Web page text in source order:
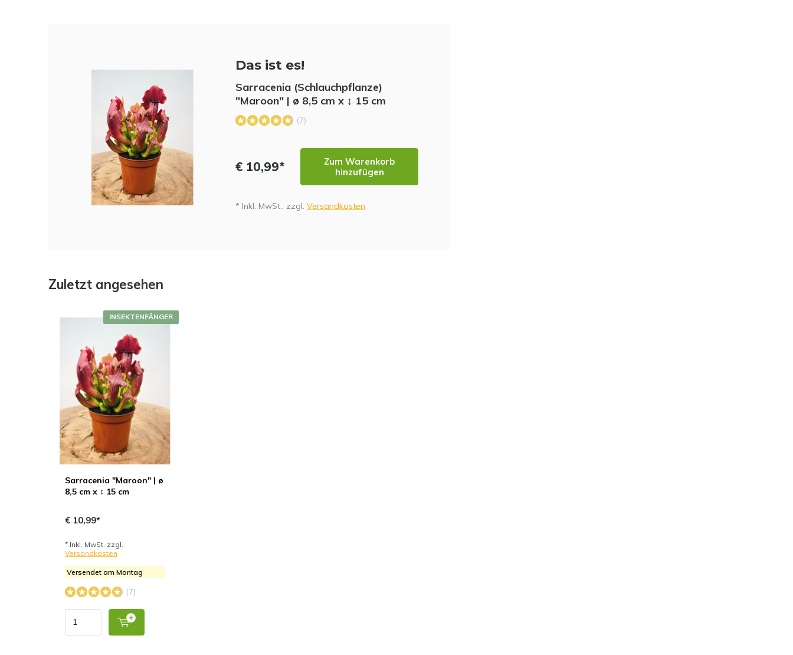
Das ist es!
Sarracenia (Schlauchpflanze)
"Maroon" | ø 8,5 cm x ↕ 15 cm
(7)
€ 10,99*
Zum Warenkorb
hinzufügen
* Inkl. MwSt., zzgl. Versandkosten
Zuletzt angesehen
Sarracenia "Maroon" | ø
8,5 cm x ↕ 15 cm
INSEKTENFÄNGER
€ 10,99*
* Inkl. MwSt. zzgl.
Versandkosten
Versendet am Montag
(7)